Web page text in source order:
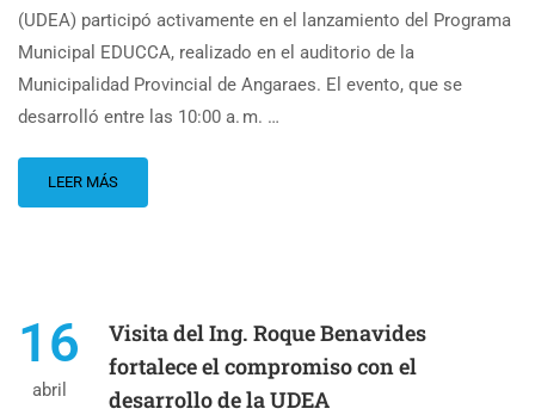
(UDEA) participó activamente en el lanzamiento del Programa
Municipal EDUCCA, realizado en el auditorio de la
Municipalidad Provincial de Angaraes. El evento, que se
desarrolló entre las 10:00 a. m. …
LEER MÁS
16
abril
Visita del Ing. Roque Benavides
fortalece el compromiso con el
desarrollo de la UDEA